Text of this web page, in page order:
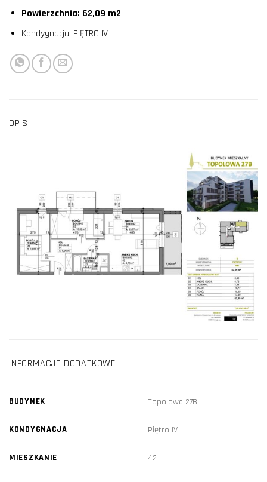
Powierzchnia: 62,09 m2
Kondygnacja: PIĘTRO IV
OPIS
INFORMACJE DODATKOWE
BUDYNEK Topolowa 27B
KONDYGNACJA Piętro IV
MIESZKANIE 42